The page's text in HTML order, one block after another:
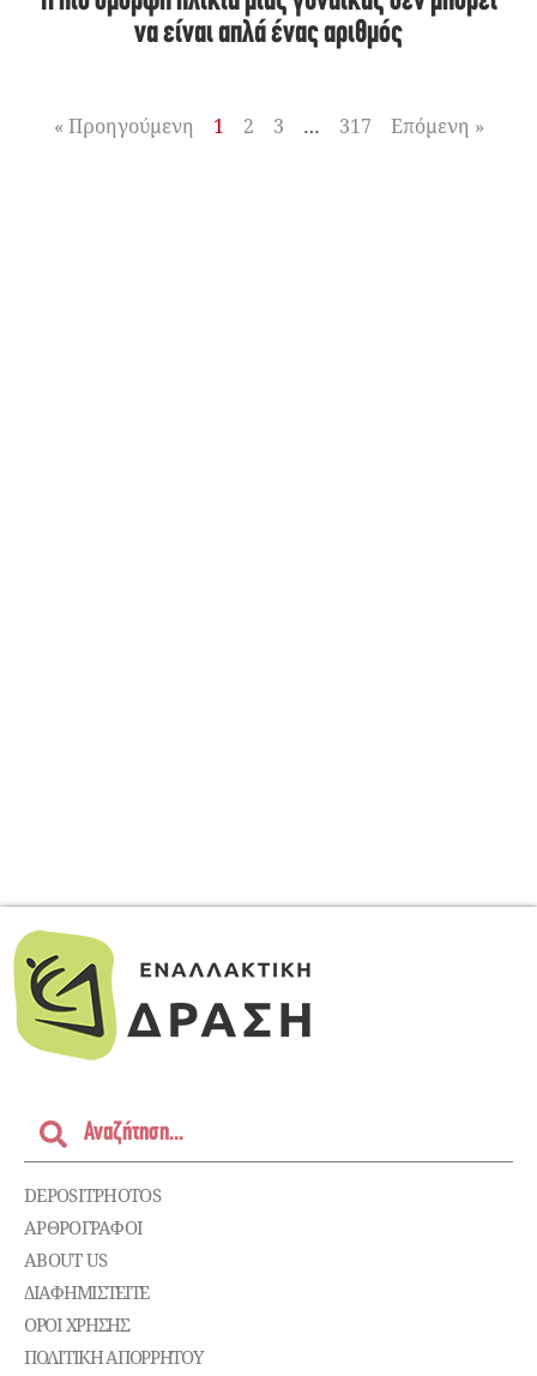
να είναι απλά ένας αριθμός
« Προηγούμενη 1 2 3 … 317 Επόμενη »
DEPOSITPHOTOS
ΑΡΘΡΟΓΡΑΦΟΙ
ABOUT US
ΔΙΑΦΗΜΙΣΤΕΊΤΕ
ΌΡΟΙ ΧΡΉΣΗΣ
ΠΟΛΙΤΙΚΉ ΑΠΟΡΡΉΤΟΥ